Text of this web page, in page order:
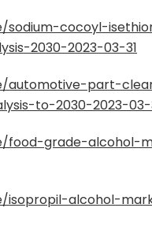
sodium-cocoyl-
2030-2023-03-31
automotive-part-
to-2030-2023-03-
food-grade-alcohol-
isopropil-alcohol-